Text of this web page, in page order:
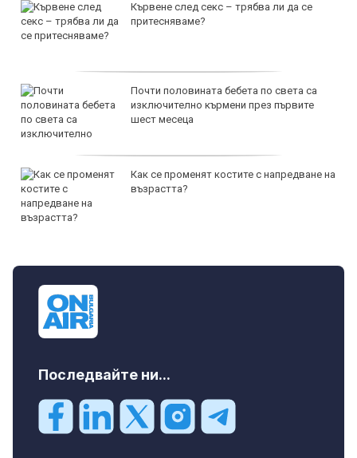
Кървене след секс – трябва ли да се
притесняваме?
Почти половината бебета по света са
изключително кърмени през първите
шест месеца
Как се променят костите с напредване на
възрастта?
Последвайте ни...